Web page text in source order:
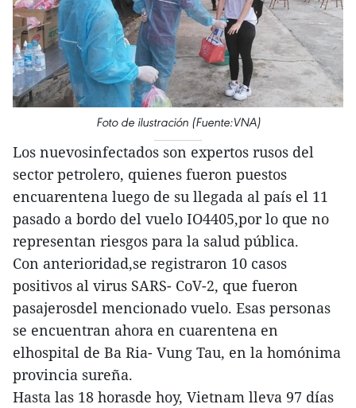
Foto de ilustración (Fuente:VNA)
Los nuevosinfectados son expertos rusos del
sector petrolero, quienes fueron puestos
encuarentena luego de su llegada al país el 11
pasado a bordo del vuelo IO4405,por lo que no
representan riesgos para la salud pública.
Con anterioridad,se registraron 10 casos
positivos al virus SARS- CoV-2, que fueron
pasajerosdel mencionado vuelo. Esas personas
se encuentran ahora en cuarentena en
elhospital de Ba Ria- Vung Tau, en la homónima
provincia sureña.
Hasta las 18 horasde hoy, Vietnam lleva 97 días